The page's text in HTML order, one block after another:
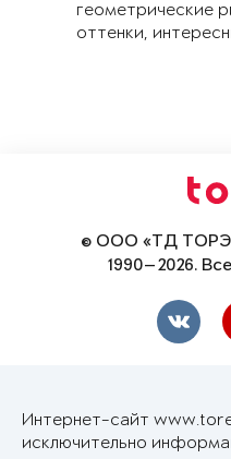
геометрические
оттенки,
© ООО «ТД
1990—2026.
Интернет-сайт
исключительно